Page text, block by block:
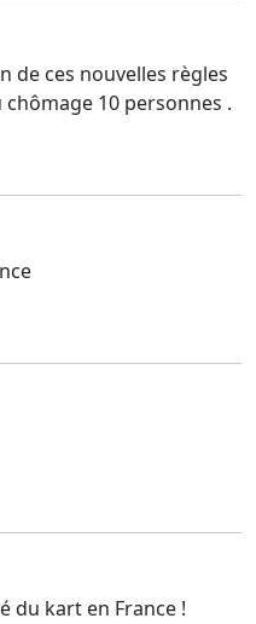
de ces nouvelles règles
10 personnes .
du kart en France !